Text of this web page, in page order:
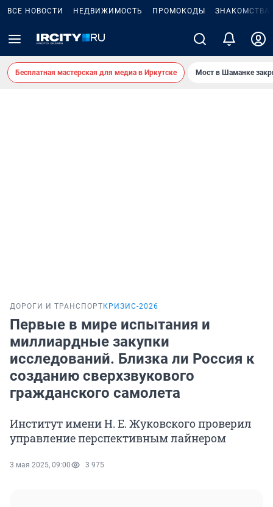
ВСЕ НОВОСТИ НЕДВИЖИМОСТЬ ПРОМОКОДЫ ЗНАКОМСТВА
Бесплатная мастерская для медиа в Иркутске Мост в Шаманке
ДОРОГИ И ТРАНСПОРТ КРИЗИС-2026
Первые в мире испытания и
миллиардные закупки
исследований. Близка ли Россия к
созданию сверхзвукового
гражданского самолета
Институт имени Н. Е. Жуковского проверил
управление перспективным лайнером
3 мая 2025, 09:00 3 975